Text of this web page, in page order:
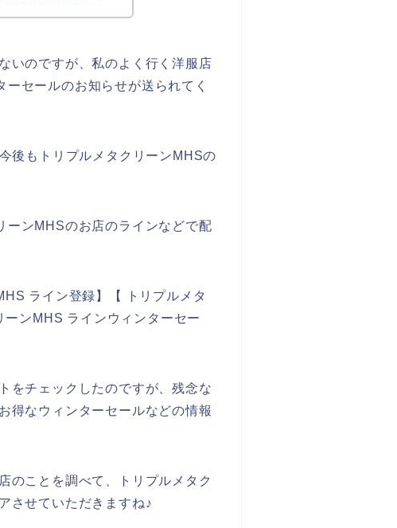
いのですが、私のよく行く洋服店
セールのお知らせが送られてく
後もトリプルメタクリーンMHSの
ーンMHSのお店のラインなどで配
ライン登録】【 トリプルメタ
ンMHS ラインウィンターセー
をチェックしたのですが、残念な
得なウィンターセールなどの情報
のことを調べて、トリプルメタク
させていただきますね♪